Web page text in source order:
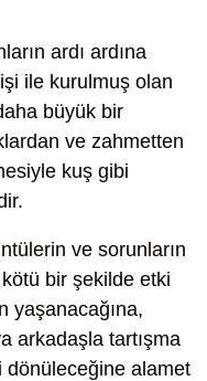
ardı ardına
ile kurulmuş olan
büyük bir
ve zahmetten
kuş gibi
ve sorunların
bir şekilde etki
yaşanacağına,
arkadaşla tartışma
dönüleceğine alamet